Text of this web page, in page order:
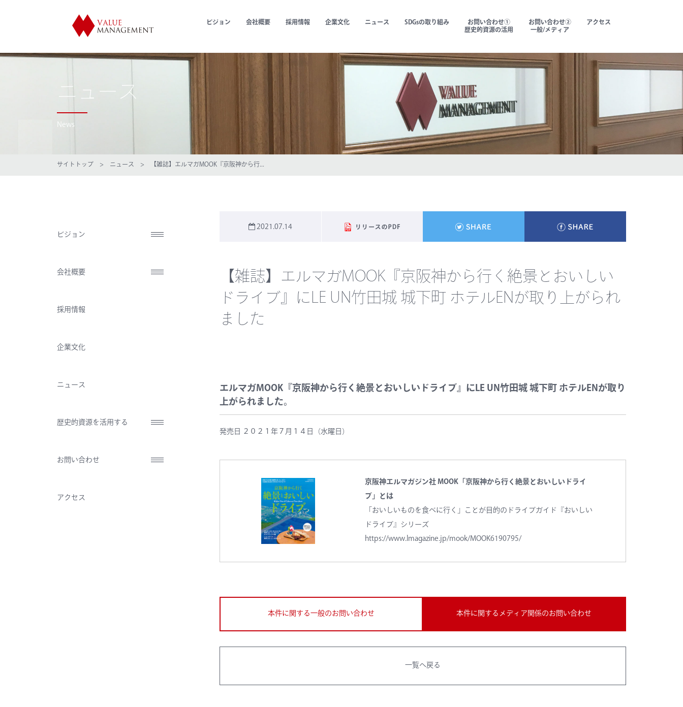
ビジョン 会社概要 採用情報 企業文化 ニュース SDGsの取り組み
お問い合わせ①
歴史的資源の活用
お問い合わせ②
一般/メディア
アクセス
ニュース
News
サイトトップ > ニュース > 【雑誌】エルマガMOOK『京阪神から行...
ビジョン
会社概要
採用情報
企業文化
ニュース
歴史的資源を活用する
お問い合わせ
アクセス
2021.07.14
【雑誌】エルマガMOOK『京阪神から行く絶景とおいしい
ドライブ』にLE UN竹田城 城下町 ホテルENが取り上がられ
ました
エルマガMOOK『京阪神から行く絶景とおいしいドライブ』にLE UN竹田城 城下町 ホテルENが取り
上がられました。
発売日 ２０２１年７月１４日（水曜日）
京阪神エルマガジン社 MOOK「京阪神から行く絶景とおいしいドライ
ブ」とは
「おいしいものを食べに行く」ことが目的のドライブガイド『おいしい
ドライブ』シリーズ
https://www.lmagazine.jp/mook/MOOK6190795/
本件に関する一般のお問い合わせ 本件に関するメディア関係のお問い合わせ
一覧へ戻る